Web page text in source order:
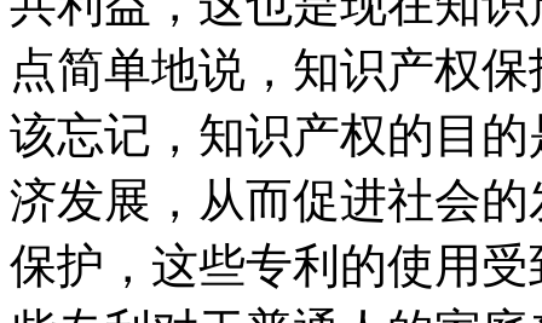
点简单地说，知识产权
该忘记，知识产权的目
济发展，从而促进社会
保护，这些专利的使用